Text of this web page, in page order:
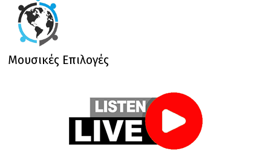
Μουσικές Επιλογές